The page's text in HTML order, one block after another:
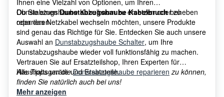
Dunstabzugshaube Kabelbaum zu ersetzen oder zu
reparieren.
Ob Sie einenDunstabzugshaube Kabelbruchbeheben
oder das Netzkabel wechseln möchten, unsere Produkte
sind genau das Richtige für Sie. Entdecken Sie auch unsere
Auswahl an Dunstabzugshaube Schalter, um Ihre
Dunstabzugshaube wieder voll funktionsfähig zu machen.
Vertrauen Sie auf Ersatzteilshop, Ihren Experten für
Haushaltsgeräte und Ersatzteile.
Alle Tipps um dieDunstabzugshaube reparieren zu können,
finden Sie natürlich auch bei uns!
Mehr anzeigen